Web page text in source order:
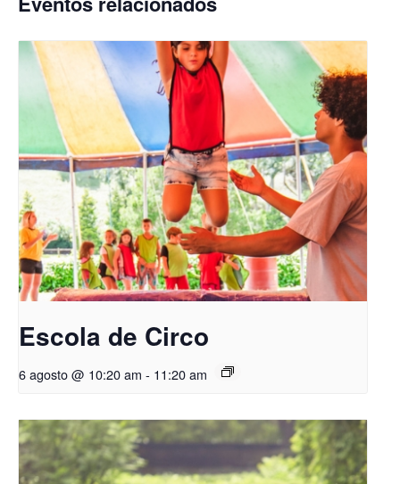
Escola de Circo
6 agosto @ 10:20 am - 11:20 am